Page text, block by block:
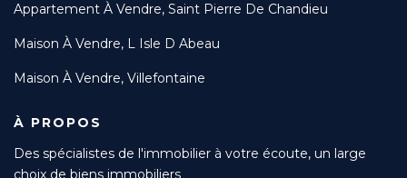
Appartement À Vendre, Saint Pierre De Chandieu
Maison À Vendre, L Isle D Abeau
Maison À Vendre, Villefontaine
À PROPOS
Des spécialistes de l'immobilier à votre écoute, un large
choix de biens immobiliers